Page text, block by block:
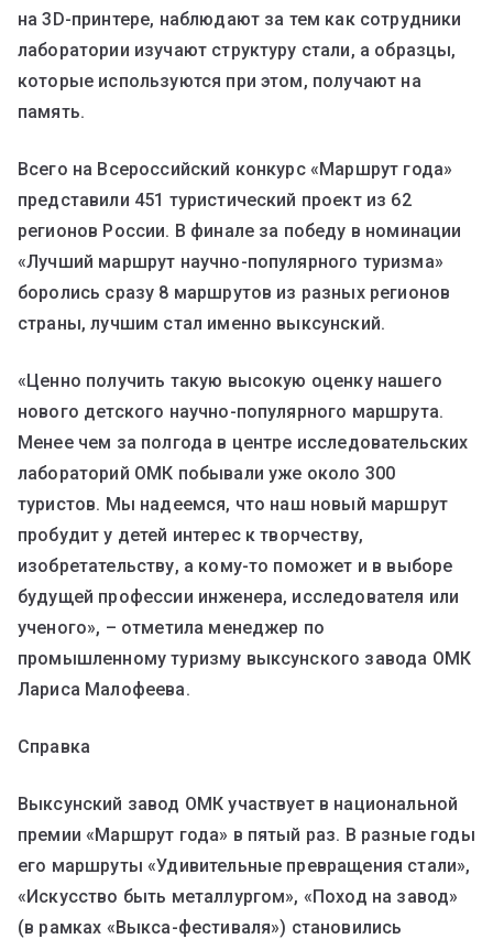
на 3D-принтере, наблюдают за тем как сотрудники
лаборатории изучают структуру стали, а образцы,
которые используются при этом, получают на
память.
Всего на Всероссийский конкурс «Маршрут года»
представили 451 туристический проект из 62
регионов России. В финале за победу в номинации
«Лучший маршрут научно-популярного туризма»
боролись сразу 8 маршрутов из разных регионов
страны, лучшим стал именно выксунский.
«Ценно получить такую высокую оценку нашего
нового детского научно-популярного маршрута.
Менее чем за полгода в центре исследовательских
лабораторий ОМК побывали уже около 300
туристов. Мы надеемся, что наш новый маршрут
пробудит у детей интерес к творчеству,
изобретательству, а кому-то поможет и в выборе
будущей профессии инженера, исследователя или
ученого», – отметила менеджер по
промышленному туризму выксунского завода ОМК
Лариса Малофеева.
Справка
Выксунский завод ОМК участвует в национальной
премии «Маршрут года» в пятый раз. В разные годы
его маршруты «Удивительные превращения стали»,
«Искусство быть металлургом», «Поход на завод»
(в рамках «Выкса-фестиваля») становились